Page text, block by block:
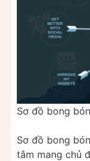
Sơ đồ bong
Sơ đồ bong
tâm mang chủ